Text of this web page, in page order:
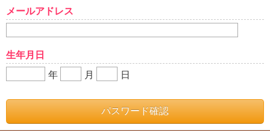
メールアドレス
生年月日
年
月 日